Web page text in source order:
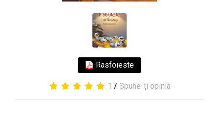
Rasfoieste
1 / Spune-ți opinia